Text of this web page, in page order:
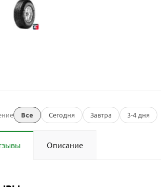
Все Сегодня Завтра 3-4 дня
Описание